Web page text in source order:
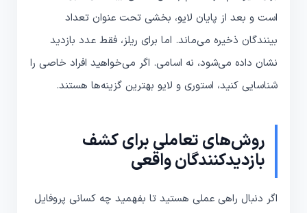
است و بعد از پایان لایو، بخشی تحت عنوان تعداد
بینندگان ذخیره می‌ماند. اما برای ریلز، فقط عدد بازدید
نشان داده می‌شود، نه اسامی. اگر می‌خواهید افراد خاصی را
شناسایی کنید، استوری و لایو بهترین گزینه‌ها هستند.
روش‌های تعاملی برای کشف
بازدیدکنندگان واقعی
اگر دنبال راهی عملی هستید تا بفهمید چه کسانی پروفایل